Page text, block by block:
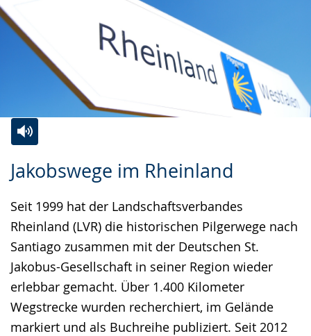
Jakobswege im Rheinland
Seit 1999 hat der Landschaftsverbandes
Rheinland (LVR) die historischen Pilgerwege nach
Santiago zusammen mit der Deutschen St.
Jakobus-Gesellschaft in seiner Region wieder
erlebbar gemacht. Über 1.400 Kilometer
Wegstrecke wurden recherchiert, im Gelände
markiert und als Buchreihe publiziert. Seit 2012
Leichten
wechseln.
Audio-
Video
Deutscher
Gebärdensprache
wird
angezeigt.